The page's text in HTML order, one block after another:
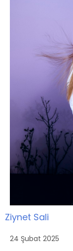
Ziynet Sali
24 Şubat 2025